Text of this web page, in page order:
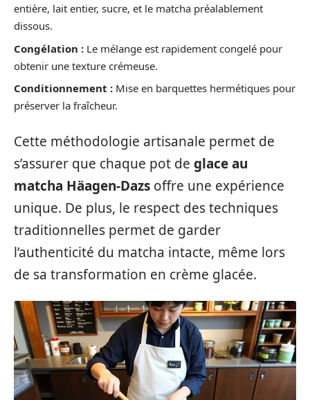
entière, lait entier, sucre, et le matcha préalablement
dissous.
Congélation : Le mélange est rapidement congelé pour
obtenir une texture crémeuse.
Conditionnement : Mise en barquettes hermétiques pour
préserver la fraîcheur.
Cette méthodologie artisanale permet de
s’assurer que chaque pot de glace au
matcha Häagen-Dazs offre une expérience
unique. De plus, le respect des techniques
traditionnelles permet de garder
l’authenticité du matcha intacte, même lors
de sa transformation en crème glacée.